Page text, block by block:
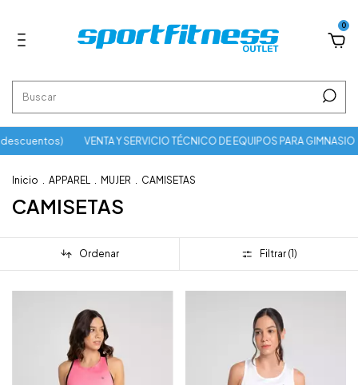
0
descuentos) VENTA Y SERVICIO TÉCNICO DE EQUIPOS PARA GIMNASIO
Inicio APPAREL MUJER CAMISETAS
CAMISETAS
Ordenar Filtrar (1)